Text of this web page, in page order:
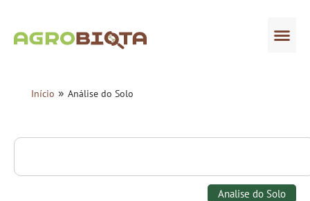
Início » Análise do Solo
Analise do Solo